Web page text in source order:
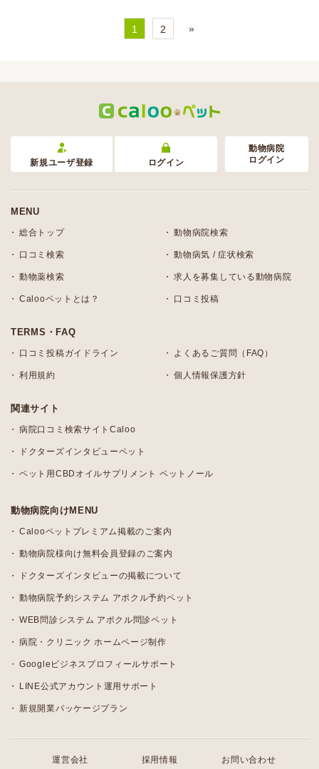
1 2 »
新規ユーザ登録 ログイン
動物病院
ログイン
MENU
総合トップ 動物病院検索
口コミ検索 動物病気 / 症状検索
動物薬検索 求人を募集している動物病院
Calooペットとは？ 口コミ投稿
TERMS・FAQ
口コミ投稿ガイドライン よくあるご質問（FAQ）
利用規約 個人情報保護方針
関連サイト
病院口コミ検索サイトCaloo
ドクターズインタビューペット
ペット用CBDオイルサプリメント ペットノール
動物病院向けMENU
Calooペットプレミアム掲載のご案内
動物病院様向け無料会員登録のご案内
ドクターズインタビューの掲載について
動物病院予約システム アポクル予約ペット
WEB問診システム アポクル問診ペット
病院・クリニック ホームページ制作
Googleビジネスプロフィールサポート
LINE公式アカウント運用サポート
新規開業パッケージプラン
運営会社 採用情報 お問い合わせ